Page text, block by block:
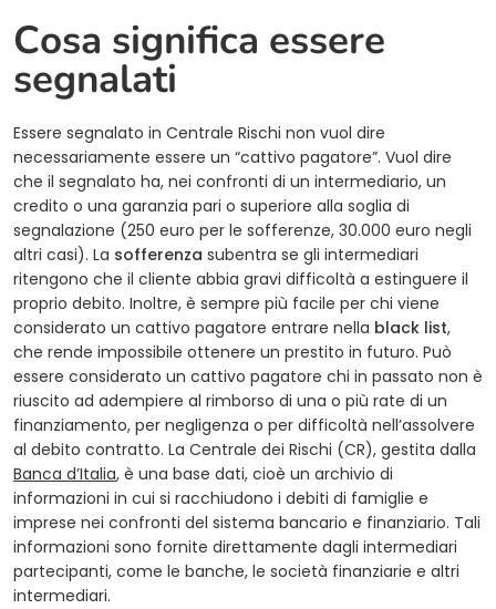
Cosa significa essere
segnalati
Essere segnalato in Centrale Rischi non vuol dire
necessariamente essere un “cattivo pagatore”. Vuol dire
che il segnalato ha, nei confronti di un intermediario, un
credito o una garanzia pari o superiore alla soglia di
segnalazione (250 euro per le sofferenze, 30.000 euro negli
altri casi). La sofferenza subentra se gli intermediari
ritengono che il cliente abbia gravi difficoltà a estinguere il
proprio debito. Inoltre, è sempre più facile per chi viene
considerato un cattivo pagatore entrare nella black list,
che rende impossibile ottenere un prestito in futuro. Può
essere considerato un cattivo pagatore chi in passato non è
riuscito ad adempiere al rimborso di una o più rate di un
finanziamento, per negligenza o per difficoltà nell’assolvere
al debito contratto. La Centrale dei Rischi (CR), gestita dalla
Banca d’Italia(opens in a new tab)
, è una base dati, cioè un archivio di
informazioni in cui si racchiudono i debiti di famiglie e
imprese nei confronti del sistema bancario e finanziario. Tali
informazioni sono fornite direttamente dagli intermediari
partecipanti, come le banche, le società finanziarie e altri
intermediari.